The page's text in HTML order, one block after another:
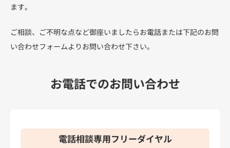
ます。
ご相談、ご不明な点など御座いましたらお電話または下記のお問
い合わせフォームよりお問い合わせ下さい。
お電話でのお問い合わせ
電話相談専用フリーダイヤル